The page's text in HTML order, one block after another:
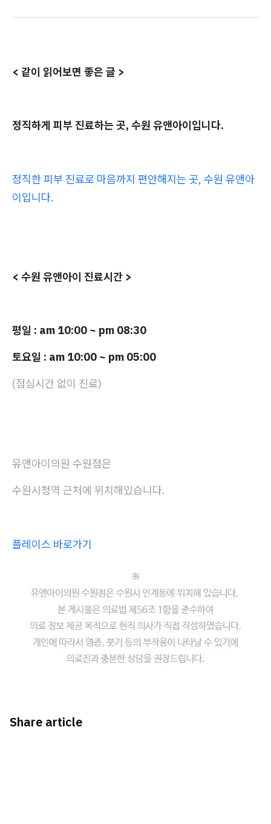
< 같이 읽어보면 좋은 글 >
정직하게 피부 진료하는 곳, 수원 유앤아이입니다.
정직한 피부 진료로 마음까지 편안해지는 곳, 수원 유앤아
이입니다.
< 수원 유앤아이 진료시간 >
평일 : am 10:00 ~ pm 08:30
토요일 : am 10:00 ~ pm 05:00
(점심시간 없이 진료)
유앤아이의원 수원점은
수원시청역 근처에 위치해있습니다.
플레이스 바로가기
Share article